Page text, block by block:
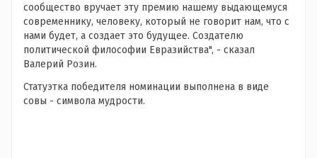
сообщество вручает эту премию нашему выдающемуся
современнику, человеку, который не говорит нам, что с
нами будет, а создает это будущее. Создателю
политической философии Евразийства", - сказал
Валерий Розин.
Статуэтка победителя номинации выполнена в виде
совы - символа мудрости.